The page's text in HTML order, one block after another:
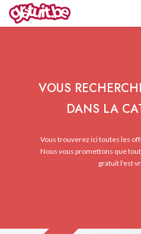
VOUS
DANS LA
Vous trouverez ici toutes les
Nous vous promettons que
gratuit l'est